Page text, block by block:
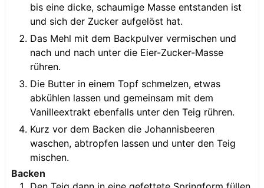
bis eine dicke, schaumige Masse entstanden ist
und sich der Zucker aufgelöst hat.
Das Mehl mit dem Backpulver vermischen und
nach und nach unter die Eier-Zucker-Masse
rühren.
Die Butter in einem Topf schmelzen, etwas
abkühlen lassen und gemeinsam mit dem
Vanilleextrakt ebenfalls unter den Teig rühren.
Kurz vor dem Backen die Johannisbeeren
waschen, abtropfen lassen und unter den Teig
mischen.
Backen